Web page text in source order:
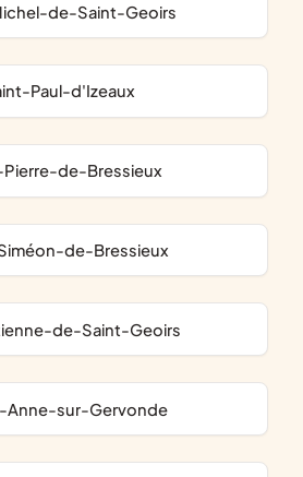
de-Saint-Geoirs
Paul-d'Izeaux
Pierre-de-Bressieux
Siméon-de-Bressieux
de-Saint-Geoirs
Anne-sur-Gervonde